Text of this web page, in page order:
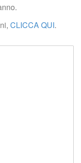
CLICCA QUI.